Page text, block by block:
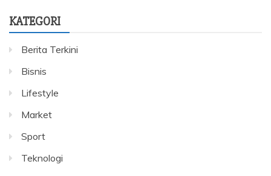
KATEGORI
Berita Terkini
Bisnis
Lifestyle
Market
Sport
Teknologi